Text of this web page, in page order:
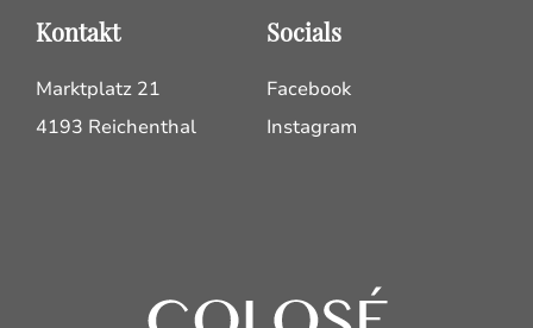
Kontakt
Marktplatz 21
4193 Reichenthal
Socials
Facebook
Instagram